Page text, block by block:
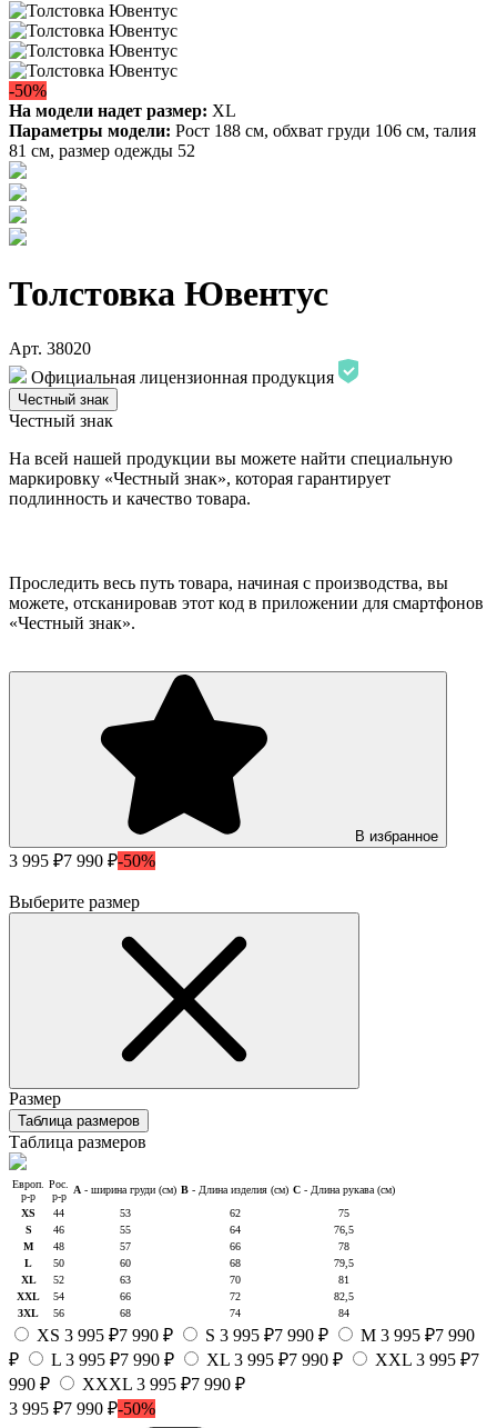
-50%
На модели надет размер: XL
Параметры модели: Рост 188 см, обхват груди 106 см, талия
81 см, размер одежды 52
Толстовка Ювентус
Арт. 38020
Официальная лицензионная продукция
Честный знак
Честный знак
На всей нашей продукции вы можете найти специальную
маркировку «Честный знак», которая гарантирует
подлинность и качество товара.
Проследить весь путь товара, начиная с производства, вы
можете, отсканировав этот код в приложении для смартфонов
«Честный знак».
В избранное
3 995 ₽7 990 ₽-50%
Выберите размер
Размер
Таблица размеров
Таблица размеров
Европ.
р-р
Рос.
р-р
A - ширина груди (см) B - Длина изделия (см) C - Длина рукава (см)
XS
44 53 62
75
S
46 55 64
76,5
M
48 57 66
78
L
50 60 68
79,5
XL
52 63 70
81
XXL 54 66 72
82,5
3XL
56 68 74 84
XS 3 995 ₽7 990 ₽ S 3 995 ₽7 990 ₽ M 3 995 ₽7 990
₽
L 3 995 ₽7 990 ₽ XL 3 995 ₽7 990 ₽ XXL 3 995 ₽7
990 ₽
XXXL 3 995 ₽7 990 ₽
3 995 ₽7 990 ₽-50%